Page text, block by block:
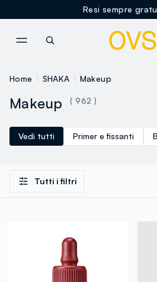
Resi sempre
Home SHAKA Makeup
Makeup ( 962 )
Vedi tutti Primer e fissanti
Tutti i filtri